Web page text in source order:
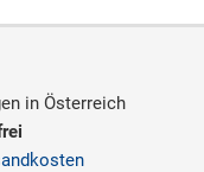
in Österreich